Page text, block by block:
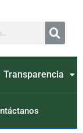
Transparencia